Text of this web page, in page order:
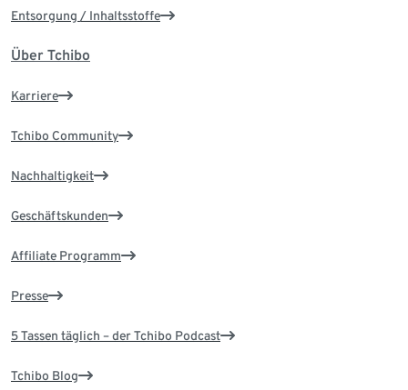
Entsorgung / Inhaltsstoffe
Über Tchibo
Karriere
Tchibo Community
Nachhaltigkeit
Geschäftskunden
Affiliate Programm
Presse
5 Tassen täglich – der Tchibo Podcast
Tchibo Blog